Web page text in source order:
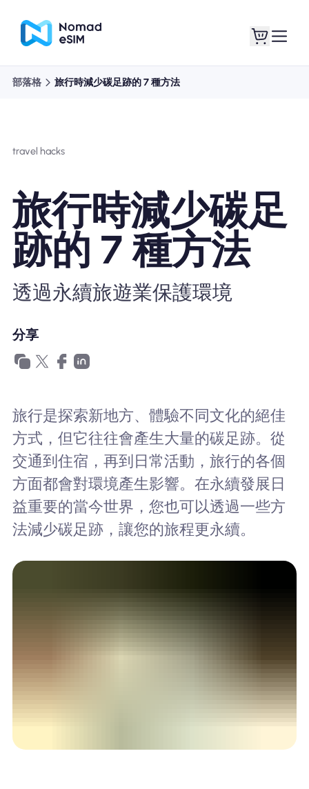
購買計劃
關於eSIM
企業用戶
部落格 旅行時減少碳足跡的 7 種方法
travel hacks
旅行時減少碳足
跡的 7 種方法
透過永續旅遊業保護環境
分享
旅行是探索新地方、體驗不同文化的絕佳
方式，但它往往會產生大量的碳足跡。從
交通到住宿，再到日常活動，旅行的各個
方面都會對環境產生影響。在永續發展日
益重要的當今世界，您也可以透過一些方
法減少碳足跡，讓您的旅程更永續。